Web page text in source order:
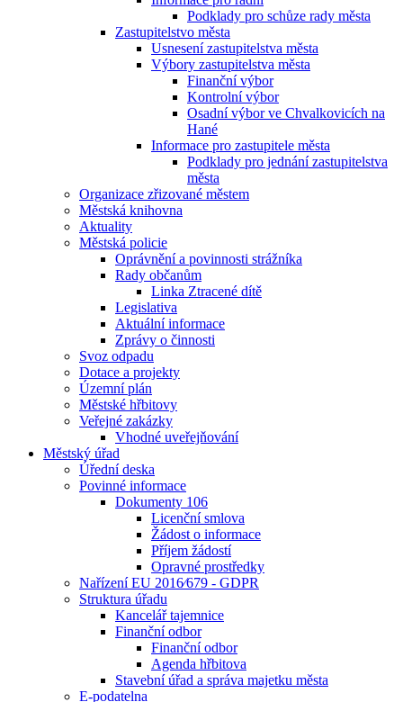
Podklady pro schůze rady města
Zastupitelstvo města
Usnesení zastupitelstva města
Výbory zastupitelstva města
Finanční výbor
Kontrolní výbor
Osadní výbor ve Chvalkovicích na
Hané
Informace pro zastupitele města
Podklady pro jednání zastupitelstva
města
Organizace zřizované městem
Městská knihovna
Aktuality
Městská policie
Oprávnění a povinnosti strážníka
Rady občanům
Linka Ztracené dítě
Legislativa
Aktuální informace
Zprávy o činnosti
Svoz odpadu
Dotace a projekty
Územní plán
Městské hřbitovy
Veřejné zakázky
Vhodné uveřejňování
Městský úřad
Úřední deska
Povinné informace
Dokumenty 106
Licenční smlova
Žádost o informace
Příjem žádostí
Opravné prostředky
Nařízení EU 2016⁄679 - GDPR
Struktura úřadu
Kancelář tajemnice
Finanční odbor
Finanční odbor
Agenda hřbitova
Stavební úřad a správa majetku města
E-podatelna